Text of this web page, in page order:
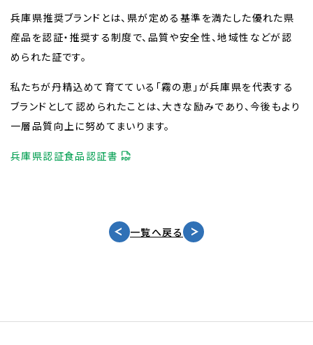
兵庫県推奨ブランドとは、県が定める基準を満たした優れた県
産品を認証・推奨する制度で、品質や安全性、地域性などが認
められた証です。
私たちが丹精込めて育てている「霧の恵」が兵庫県を代表する
ブランドとして認められたことは、大きな励みであり、今後もより
一層品質向上に努めてまいります。
兵庫県認証食品認証書
一覧へ戻る